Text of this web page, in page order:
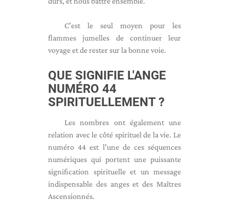
C'est le seul moyen pour les
flammes jumelles de continuer leur
voyage et de rester sur la bonne voie.
QUE SIGNIFIE L'ANGE
NUMÉRO 44
SPIRITUELLEMENT ?
Les nombres ont également une
relation avec le côté spirituel de la vie. Le
numéro 44 est l'une de ces séquences
numériques qui portent une puissante
signification spirituelle et un message
indispensable des anges et des Maîtres
Ascensionnés.